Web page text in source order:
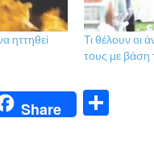
ηττηθεί
Τι θέλουν οι
τους με βάση
Share